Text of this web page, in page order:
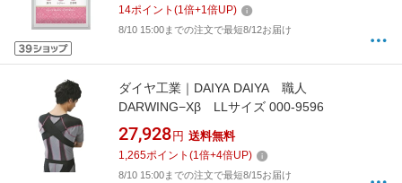
14ポイント (1倍+1倍UP)
8/10 15:00までの注文で最短8/12お届け
ダイヤ工業｜DAIYA DAIYA 職人
DARWING−Xβ LLサイズ 000-9596
27,928 円 送料無料
1,265ポイント (1倍+4倍UP)
8/10 15:00までの注文で最短8/15お届け